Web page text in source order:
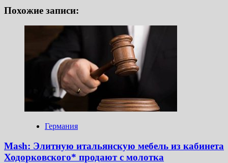
Похожие записи:
Германия
Mash: Элитную итальянскую мебель из кабинета
Ходорковского* продают с молотка